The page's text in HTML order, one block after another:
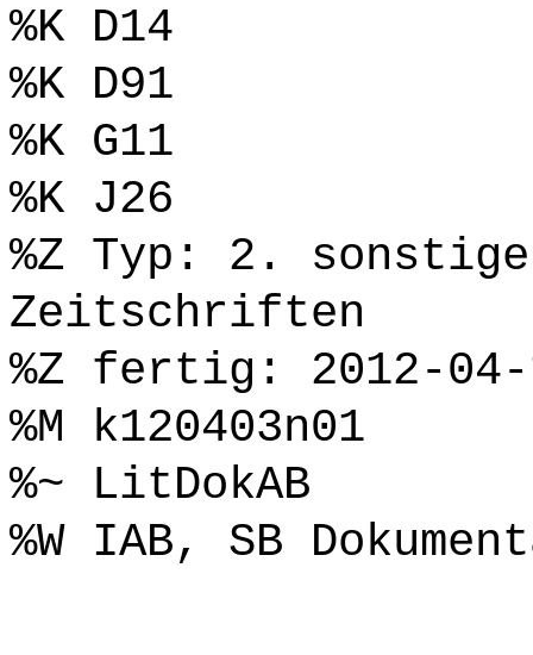
%K D14
%K D91
%K G11
%K J26
%Z Typ: 2.
Zeitschriften
%Z fertig: 2012-04-
%M k120403n01
%~ LitDokAB
%W IAB, SB